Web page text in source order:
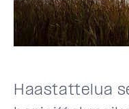
Haastattelua